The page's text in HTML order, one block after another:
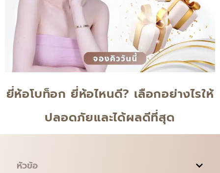
ยี่ห้อโบท็อก ยี่ห้อไหนดี? เลือกอย่างไรให้
ปลอดภัยและได้ผลดีที่สุด
หัวข้อ